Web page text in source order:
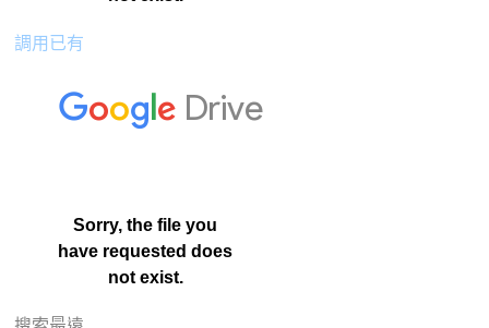
調用已有